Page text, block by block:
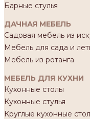
Барные стулья
ДАЧНАЯ МЕБЕЛЬ
Садовая мебель из
Мебель для сада и
Мебель из ротанга
МЕБЕЛЬ ДЛЯ КУХНИ
Кухонные столы
Кухонные стулья
Круглые кухонные